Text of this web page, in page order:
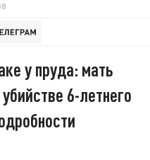
у пруда: мать
6-летнего